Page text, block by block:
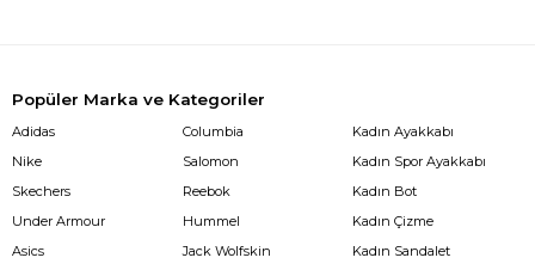
Popüler Marka ve Kategoriler
Adidas
Nike
Skechers
Under Armour
Asics
Columbia
Salomon
Reebok
Hummel
Jack Wolfskin
Kadın Ayakkabı
Kadın Spor Ayakkabı
Kadın Bot
Kadın Çizme
Kadın Sandalet